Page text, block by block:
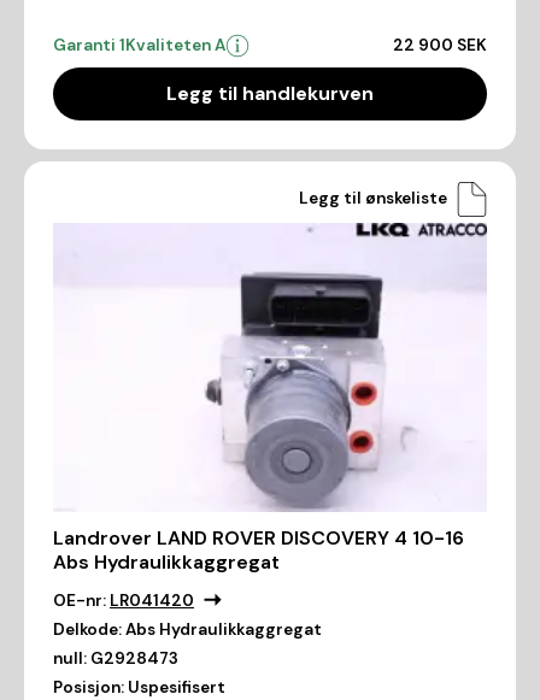
Garanti 1Kvaliteten A 22 900 SEK
Legg til handlekurven
Legg til ønskeliste
Landrover LAND ROVER DISCOVERY 4 10-16
Abs Hydraulikkaggregat
OE-nr: LR041420
Delkode:Abs Hydraulikkaggregat
null: G2928473
Posisjon: Uspesifisert